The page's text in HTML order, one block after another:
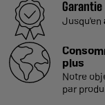
Garantie
Jusqu'en
plus
Notre
par